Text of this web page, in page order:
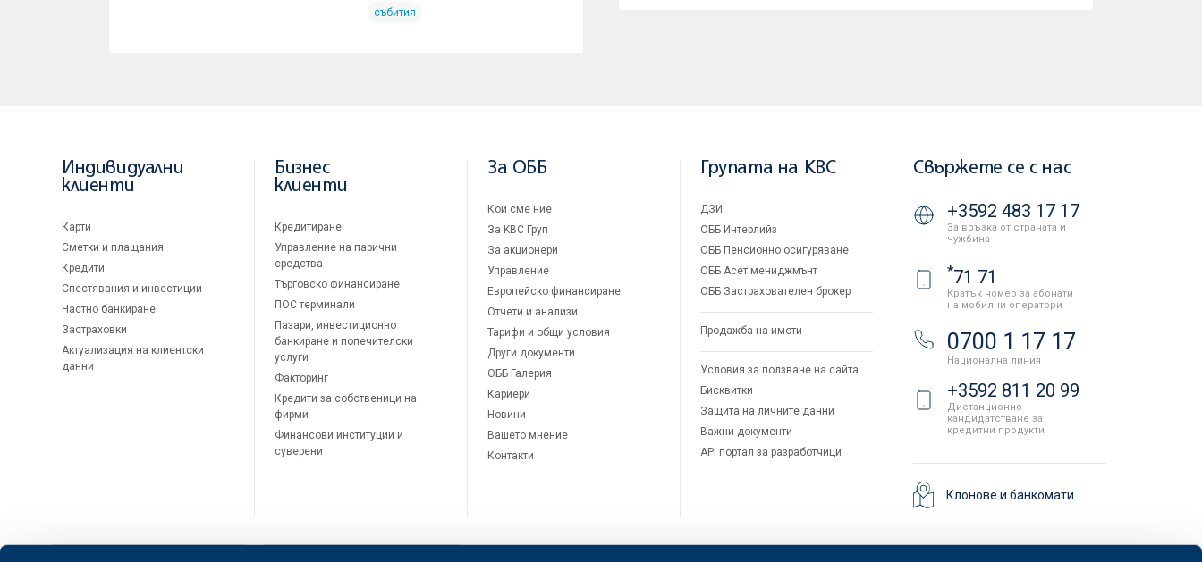
събития
Индивидуални
клиенти
Карти
Сметки и плащания
Кредити
Спестявания и инвестиции
Частно банкиране
Застраховки
Актуализация на клиентски
данни
Бизнес
клиенти
Кредитиране
Управление на парични
средства
Търговско финансиране
ПОС терминали
Пазари, инвестиционно
банкиране и попечителски
услуги
Факторинг
Кредити за собственици на
фирми
Финансови институции и
суверени
За ОББ
Кои сме ние
За KBC Груп
За акционери
Управление
Европейско финансиране
Отчети и анализи
Тарифи и общи условия
Други документи
ОББ Галерия
Кариери
Новини
Вашето мнение
Контакти
Групата на KBC
ДЗИ
ОББ Интерлийз
ОББ Пенсионно осигуряване
ОББ Асет мениджмънт
ОББ Застрахователен брокер
Продажба на имоти
Условия за ползване на сайта
Бисквитки
Защита на личните данни
Важни документи
API портал за разработчици
Свържете се с нас
+3592 483 17 17
За връзка от страната и
чужбина
*71 71
Кратък номер за абонати
на мобилни оператори
0700 1 17 17
Национална линия
+3592 811 20 99
Дистанционно
кандидатстване за
кредитни продукти
Клонове и банкомати